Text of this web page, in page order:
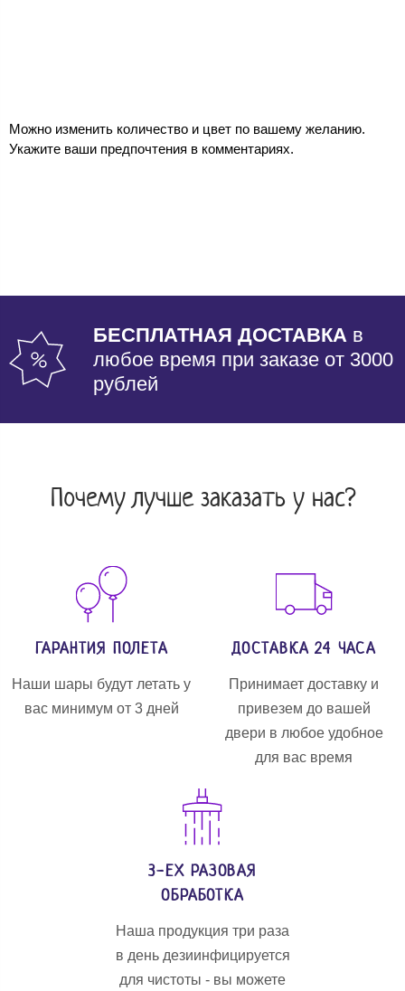
Можно изменить количество и цвет по вашему желанию.
Укажите ваши предпочтения в комментариях.
БЕСПЛАТНАЯ ДОСТАВКА в
любое время при заказе от 3000
рублей
Почему лучше заказать у нас?
ГАРАНТИЯ ПОЛЕТА
Наши шары будут летать у
вас минимум от 3 дней
ДОСТАВКА 24 ЧАСА
Принимает доставку и
привезем до вашей
двери в любое удобное
для вас время
3-ЕХ РАЗОВАЯ
ОБРАБОТКА
Наша продукция три раза
в день дезиинфицируется
для чистоты - вы можете